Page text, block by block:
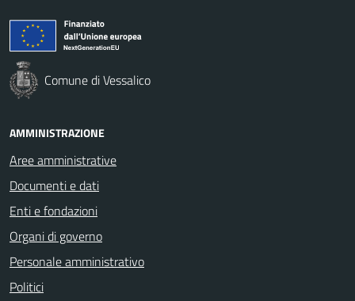
Comune di Vessalico
AMMINISTRAZIONE
Aree amministrative
Documenti e dati
Enti e fondazioni
Organi di governo
Personale amministrativo
Politici